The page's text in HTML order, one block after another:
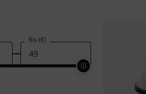
Bis (€)